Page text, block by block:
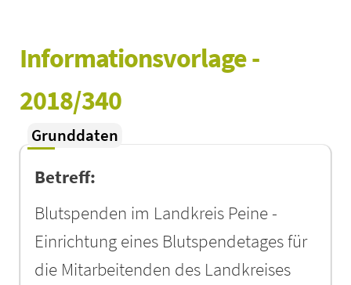
Informationsvorlage -
2018/340
Grunddaten
Betreff:
Blutspenden im Landkreis Peine -
Einrichtung eines Blutspendetages für
die Mitarbeitenden des Landkreises